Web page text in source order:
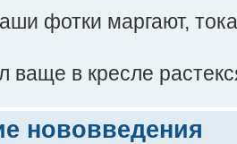
фотки маргают,
ваще в кресле
нововведения